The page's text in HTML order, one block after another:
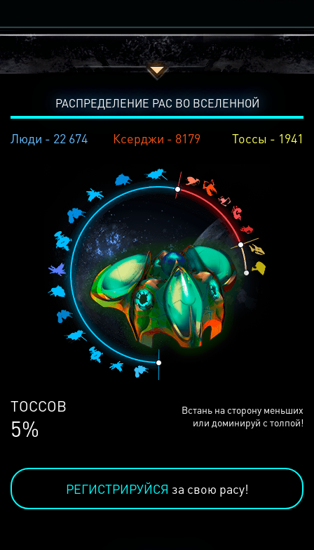
РАСПРЕДЕЛЕНИЕ РАС ВО ВСЕЛЕННОЙ
Люди - 22 674 Ксерджи - 8179 Тоссы - 1941
ЛЮДЕЙ
69%
Встань на сторону меньших
или доминируй с толпой!
РЕГИСТРИРУЙСЯ за свою расу!